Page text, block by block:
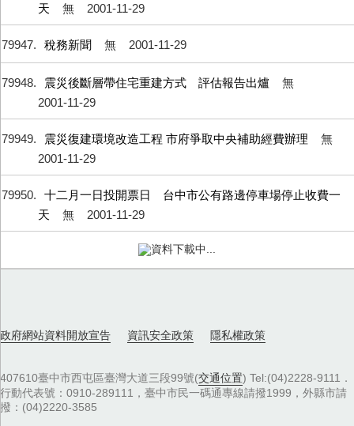
天
無 2001-11-29
79947 稅務新聞 無 2001-11-29
79948 震災後斷層帶住宅重建方式 評估報告出爐
無
2001-11-29
79949 震災復建環境改造工程 市府爭取中央補助經費辦理
無
2001-11-29
79950
十二月一日投開票日 台中市公有路邊停車場停止收費一
天
無 2001-11-29
資料下載中...
政府網站資料開放宣告 資訊安全政策 隱私權政策
407610臺中市西屯區臺灣大道三段99號(交通位置) Tel:(04)2228-9111．
行動代表號：0910-289111，臺中市民一碼通專線請撥1999，外縣市請
撥：(04)2220-3585